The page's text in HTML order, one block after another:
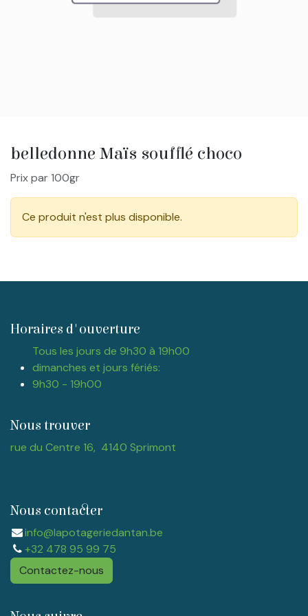
belledonne Maïs soufflé choco
Prix par 100gr
Ce produit n'est plus disponible.
Horaires d'ouverture
Tous les jours de 9h30 à 19h00
dimanches et jours fériés:
9h30 - 19h00
Nous trouver
rue du Centre 16, 4140 Sprimont
Nous contacter
info@lapotageriedantan.be
+32 478 95 99 75
Contactez-nous